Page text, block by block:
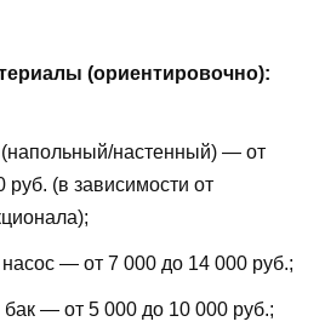
(ориентировочно):
(напольный/настенный) — от
руб. (в зависимости от
— от 7 000 до 14 000 руб.;
— от 5 000 до 10 000 руб.;